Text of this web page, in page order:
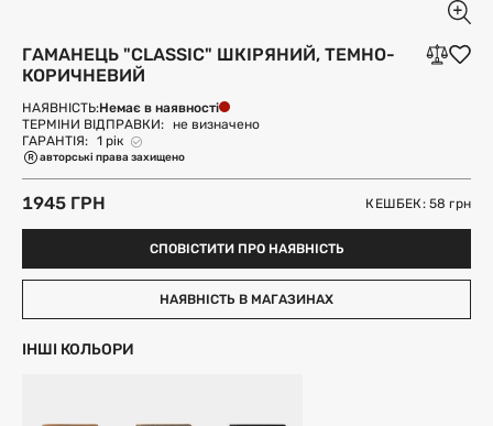
ГАМАНЕЦЬ "CLASSIC" ШКІРЯНИЙ, ТЕМНО-
КОРИЧНЕВИЙ
НАЯВНІСТЬ:Немає в наявності
ТЕРМІНИ ВІДПРАВКИ: не визначено
ГАРАНТІЯ: 1 рік
авторські права захищено
1945 ГРН КЕШБЕК: 58грн
СПОВІСТИТИ ПРО НАЯВНІСТЬ
НАЯВНІСТЬ В МАГАЗИНАХ
ІНШІ КОЛЬОРИ